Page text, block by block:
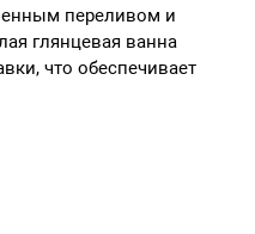
переливом и
глянцевая ванна
что обеспечивает